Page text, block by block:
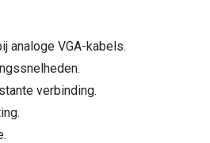
analoge VGA-kabels.
verbinding.